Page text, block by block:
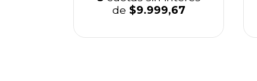
de $9.999,67